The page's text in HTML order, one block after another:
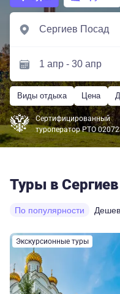
Виды отдыха Цена
Сертифицированный
туроператор РТО
Туры в
По популярности
Экскурсионные туры